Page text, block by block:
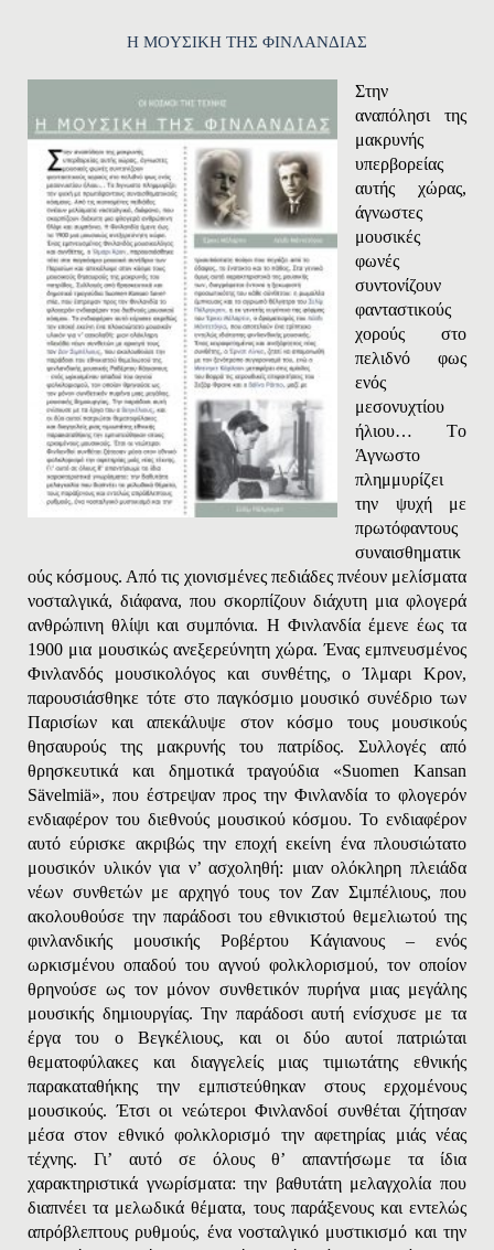
H MOYΣIKH THΣ ΦINΛANΔIAΣ
Στην
αναπόλησι της
μακρυνής
υπερβορείας
αυτής χώρας,
άγνωστες
μουσικές
φωνές
συντονίζουν
φανταστικούς
χορούς στο
πελιδνό φως
ενός
μεσονυχτίου
ήλιου… Tο
Άγνωστο
πλημμυρίζει
την ψυχή με
πρωτόφαντους
συναισθηματικ
ούς κόσμους. Από τις χιονισμένες πεδιάδες πνέουν μελίσματα
νοσταλγικά, διάφανα, που σκορπίζουν διάχυτη μια φλογερά
ανθρώπινη θλίψι και συμπόνια. H Φινλανδία έμενε έως τα
1900 μια μουσικώς ανεξερεύνητη χώρα. Ένας εμπνευσμένος
Φινλανδός μουσικολόγος και συνθέτης, ο Ίλμαρι Kρoν,
παρουσιάσθηκε τότε στο παγκόσμιο μουσικό συνέδριο των
Παρισίων και απεκάλυψε στον κόσμο τους μουσικούς
θησαυρούς της μακρυνής του πατρίδος. Συλλογές από
θρησκευτικά και δημοτικά τραγούδια «Suomen Kansan
Sävelmiä», που έστρεψαν προς την Φινλανδία το φλογερόν
ενδιαφέρον του διεθνούς μουσικού κόσμου. Το ενδιαφέρον
αυτό εύρισκε ακριβώς την εποχή εκείνη ένα πλουσιώτατο
μουσικόν υλικόν για ν’ ασχοληθή: μιαν ολόκληρη πλειάδα
νέων συνθετών με αρχηγό τους τον Ζαν Σιμπέλιους, που
ακολουθούσε την παράδοσι του εθνικιστού θεμελιωτού της
φινλανδικής μουσικής Pοβέρτου Kάγιανους – ενός
ωρκισμένου οπαδού του αγνού φολκλορισμού, τον οποίον
θρηνούσε ως τον μόνον συνθετικόν πυρήνα μιας μεγάλης
μουσικής δημιουργίας. Την παράδοσι αυτή ενίσχυσε με τα
έργα του ο Bεγκέλιους, και οι δύο αυτοί πατριώται
θεματοφύλακες και διαγγελείς μιας τιμιωτάτης εθνικής
παρακαταθήκης την εμπιστεύθηκαν στους ερχομένους
μουσικούς. Έτσι οι νεώτεροι Φινλανδοί συνθέται ζήτησαν
μέσα στον εθνικό φολκλορισμό την αφετηρίας μιάς νέας
τέχνης. Γι’ αυτό σε όλους θ’ απαντήσωμε τα ίδια
χαρακτηριστικά γνωρίσματα: την βαθυτάτη μελαγχολία που
διαπνέει τα μελωδικά θέματα, τους παράξενους και εντελώς
απρόβλεπτους ρυθμούς, ένα νοσταλγικό μυστικισμό και την